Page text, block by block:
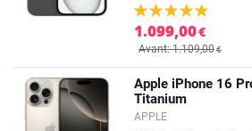
1.099,00€
Avant: 1.109,00€
Apple iPhone 16
Titanium
APPLE